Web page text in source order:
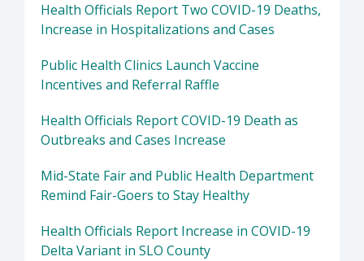
Health Officials Report Two COVID-19 Deaths,
Increase in Hospitalizations and Cases
Public Health Clinics Launch Vaccine
Incentives and Referral Raffle
Health Officials Report COVID-19 Death as
Outbreaks and Cases Increase
Mid-State Fair and Public Health Department
Remind Fair-Goers to Stay Healthy
Health Officials Report Increase in COVID-19
Delta Variant in SLO County